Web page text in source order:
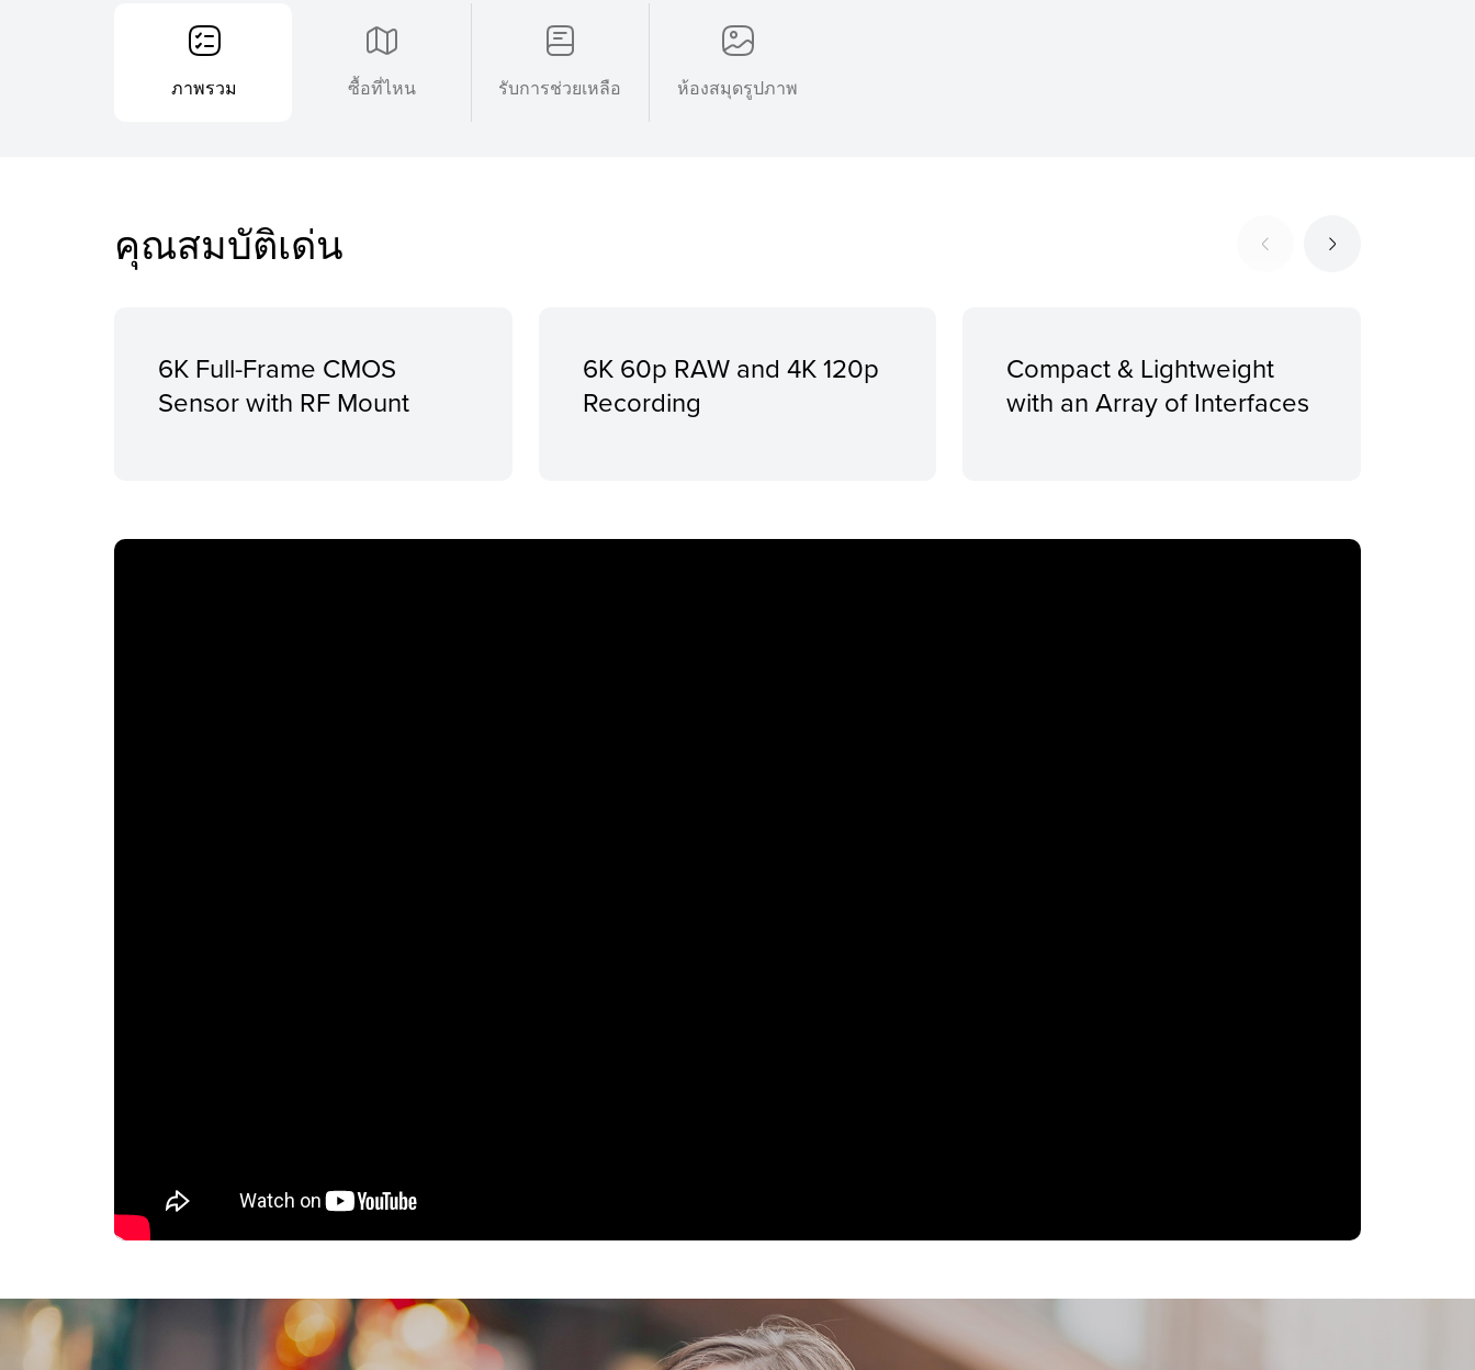
ภาพรวม ซื้อที่ไหน รับการช่วยเหลือ ห้องสมุดรูปภาพ
คุณสมบัติเด่น
6K Full-Frame CMOS
Sensor with RF Mount
6K 60p RAW and 4K 120p
Recording
Compact & Lightweight
with an Array of Interfaces